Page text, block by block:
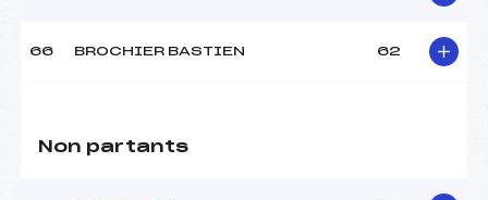
66 BROCHIER BASTIEN 62
Non partants